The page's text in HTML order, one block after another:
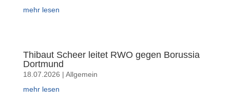
mehr lesen
Thibaut Scheer leitet RWO gegen Borussia
Dortmund
18.07.2026 | Allgemein
mehr lesen